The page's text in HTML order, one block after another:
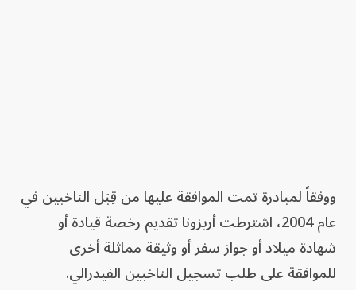
ووفقاً لمبادرة تمت الموافقة عليها من قِبَل الناخبين في
عام 2004، اشترطت أريزونا تقديم رخصة قيادة أو
شهادة ميلاد أو جواز سفر أو وثيقة مماثلة أخرى
للموافقة على طلب تسجيل الناخبين الفيدرالي.